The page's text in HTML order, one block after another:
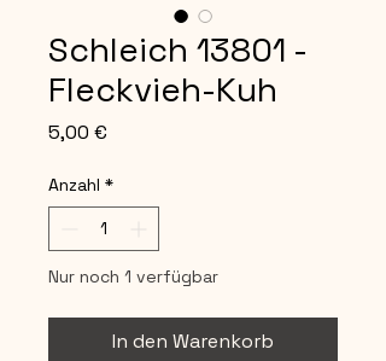
Schleich 13801 -
Fleckvieh-Kuh
5,00 €
Anzahl *
Nur noch 1 verfügbar
In den Warenkorb